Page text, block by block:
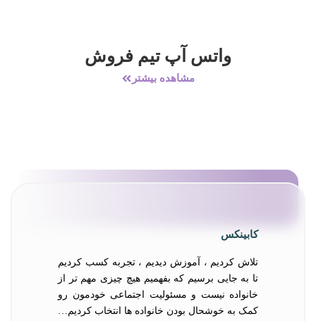
واتس آپ تیم فروش
مشاهده بیشتر
کابینکس
تلاش کردیم ، آموزش دیدیم ، تجربه کسب کردیم
تا به جایی برسیم که بفهمیم هیچ چیزی مهم تر از
خانواده نیست و مسئولیت اجتماعی خودمون رو
کمک به خوشحال بودن خانواده ها انتخاب کردیم…